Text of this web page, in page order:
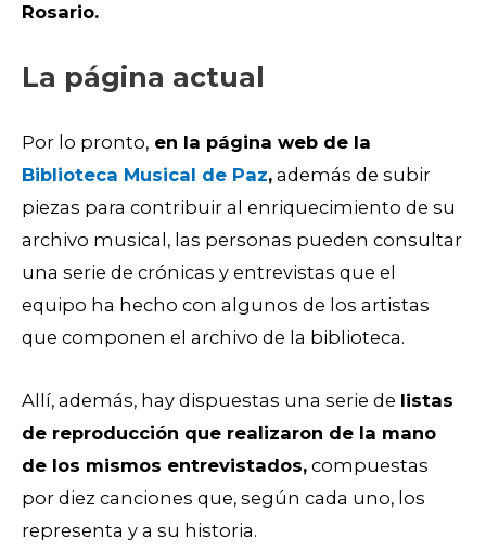
Rosario.
La página actual
Por lo pronto, en la página web de la
Biblioteca Musical de Paz, además de subir
piezas para contribuir al enriquecimiento de su
archivo musical, las personas pueden consultar
una serie de crónicas y entrevistas que el
equipo ha hecho con algunos de los artistas
que componen el archivo de la biblioteca.
Allí, además, hay dispuestas una serie de listas
de reproducción que realizaron de la mano
de los mismos entrevistados, compuestas
por diez canciones que, según cada uno, los
representa y a su historia.